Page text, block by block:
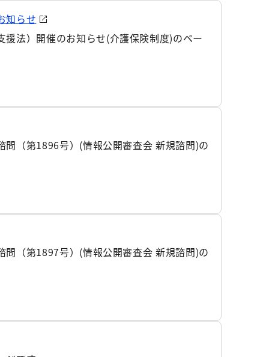
知らせ
法）開催のお知らせ(介護保険制度)のペー
（第1896号）(情報公開審査会 新規諮問)の
（第1897号）(情報公開審査会 新規諮問)の